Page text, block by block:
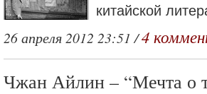
китайской
26 апреля 2012 23:51 /4
Чжан Айлин – “Мечта о